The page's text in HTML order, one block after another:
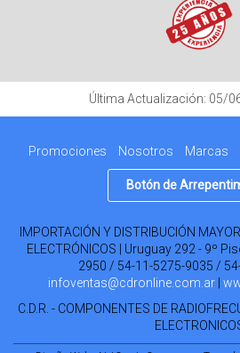
Última Actualización: 05/
Promociones Nosotros Marcas
Botón de
IMPORTACIÓN Y DISTRIBUCIÓN
ELECTRÓNICOS | Uruguay 292 - 9º
2950 / 54-11-5275-9035 /
infoventas@cdronline.com.ar
C.D.R. - COMPONENTES DE